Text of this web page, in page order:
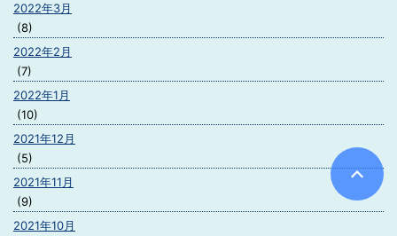
2022年3月
(8)
2022年2月
(7)
2022年1月
(10)
2021年12月
(5)
2021年11月
(9)
2021年10月